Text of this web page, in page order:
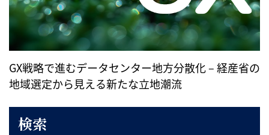
GX戦略で進むデータセンター地方分散化 – 経産省の
地域選定から見える新たな立地潮流
検索